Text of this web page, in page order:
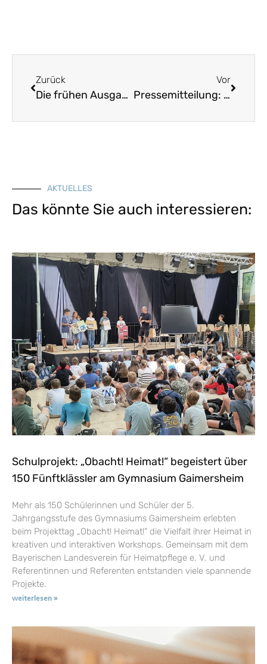
Zurück
Die frühen Ausgaben der „Schöneren Heimat“ sind nun online zugänglich!
Vor
Pressemitteilung: Landesverein für Heimatpflege nimmt zur Energiewende Stellung
AKTUELLES
Das könnte Sie auch interessieren:
Schulprojekt: „Obacht! Heimat!“ begeistert über
150 Fünftklässler am Gymnasium Gaimersheim
Mehr als 150 Schülerinnen und Schüler der 5.
Jahrgangsstufe des Gymnasiums Gaimersheim erlebten
beim Projekttag „Obacht! Heimat!“ die Vielfalt ihrer Heimat in
kreativen und interaktiven Workshops. Gemeinsam mit dem
Bayerischen Landesverein für Heimatpflege e. V. und
Referentinnen und Referenten entstanden viele spannende
Projekte.
weiterlesen »